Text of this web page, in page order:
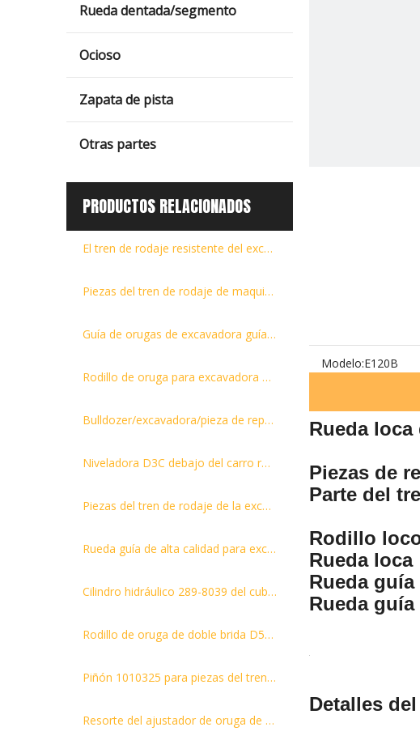
Rueda dentada/segmento
Ocioso
Zapata de pista
Otras partes
PRODUCTOS RELACIONADOS
El tren de rodaje resistente del excavador parte los piñones impulsores del piñón EX200-2
Piezas del tren de rodaje de maquinaria Ruedas locas delanteras para conjunto de ruedas locas de excavadora D5B
Guía de orugas de excavadora guía B37-2
Rodillo de oruga para excavadora de servicio pesado SK330 de piezas del tren de rodaje
Bulldozer/excavadora/pieza de repuesto del tren de rodaje, piezas de rueda loca delantera para D85 D155 D275 D355 D375, rueda loca de pista, rueda loca
Niveladora D3C debajo del carro rodillo inferior de guía de brida única rodillo inferior
Piezas del tren de rodaje de la excavadora de rueda dentada 8e9805 CAT320 E320
Rueda guía de alta calidad para excavadora CAT308C Rueda guía para la venta
Cilindro hidráulico 289-8039 del cubo del auge del brazo del excavador del montaje E336d del cilindro del brazo
Rodillo de oruga de doble brida D50 131-30-00332 para pieza del tren de rodaje de bulldozer
Piñón 1010325 para piezas del tren de rodaje de excavadora Hitachi EX100
Resorte del ajustador de oruga de alta tensión del retroceso de la excavadora para SK210-6
Modelo:E120B
Rueda loca
Piezas de
Parte del
Rodillo
Rueda loca
Rueda
Rueda guía
Detalles